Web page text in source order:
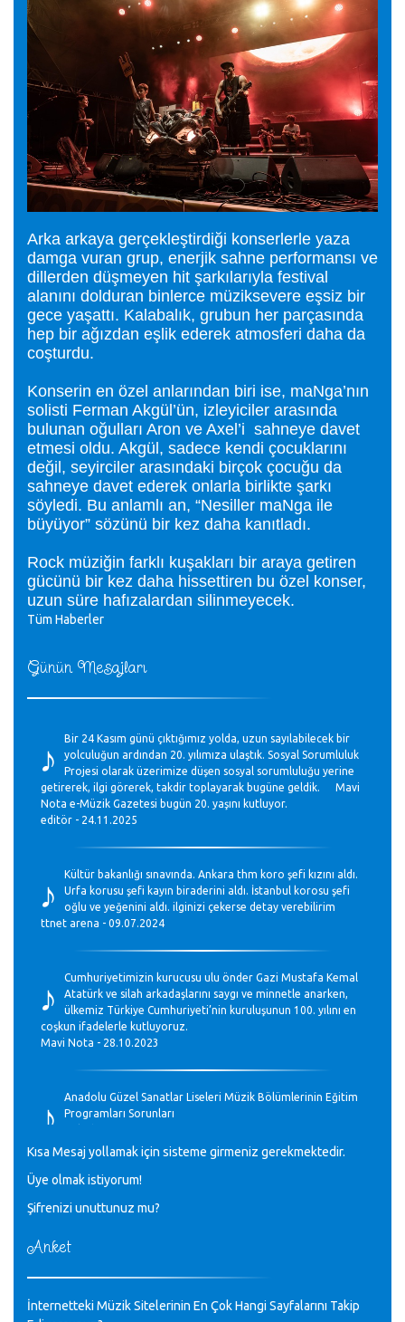
Günün Mesajları
♪
Bir 24 Kasım günü çıktığımız yolda, uzun sayılabilecek bir
yolculuğun ardından 20. yılımıza ulaştık. Sosyal Sorumluluk
Projesi olarak üzerimize düşen sosyal sorumluluğu yerine
getirerek, ilgi görerek, takdir toplayarak bugüne geldik. Mavi
Nota e-Müzik Gazetesi bugün 20. yaşını kutluyor.
editör - 24.11.2025
♪
Kültür bakanlığı sınavında. Ankara thm koro şefi kızını aldı.
Urfa korusu şefi kayın biraderini aldı. İstanbul korosu şefi
oğlu ve yeğenini aldı. ilginizi çekerse detay verebilirim
ttnet arena - 09.07.2024
♪
Cumhuriyetimizin kurucusu ulu önder Gazi Mustafa Kemal
Atatürk ve silah arkadaşlarını saygı ve minnetle anarken,
ülkemiz Türkiye Cumhuriyeti’nin kuruluşunun 100. yılını en
coşkun ifadelerle kutluyoruz.
Mavi Nota - 28.10.2023
♪
Anadolu Güzel Sanatlar Liseleri Müzik Bölümlerinin Eğitim
Programları Sorunları
♪
GEÇMİŞ OLSUN TÜRKİYE!
Mavi Nota - 07.02.2023
♪
30 yıl sonra karşılaşmak çok güzel Kurtuluş, teveccüh
M.Semih Baylan - 08.01.2023
Kısa Mesaj yollamak için sisteme girmeniz gerekmektedir.
Üye olmak istiyorum!
Şifrenizi unuttunuz mu?
Anket
İnternetteki Müzik Sitelerinin En Çok Hangi Sayfalarını Takip
Arka arkaya gerçekleştirdiği konserlerle yaza
damga vuran grup, enerjik sahne performansı ve
dillerden düşmeyen hit şarkılarıyla festival
alanını dolduran binlerce müziksevere eşsiz bir
gece yaşattı. Kalabalık, grubun her parçasında
hep bir ağızdan eşlik ederek atmosferi daha da
coşturdu.
Konserin en özel anlarından biri ise, maNga’nın
solisti Ferman Akgül’ün, izleyiciler arasında
bulunan oğulları Aron ve Axel’i sahneye davet
etmesi oldu. Akgül, sadece kendi çocuklarını
değil, seyirciler arasındaki birçok çocuğu da
sahneye davet ederek onlarla birlikte şarkı
söyledi. Bu anlamlı an, “Nesiller maNga ile
büyüyor” sözünü bir kez daha kanıtladı.
Rock müziğin farklı kuşakları bir araya getiren
gücünü bir kez daha hissettiren bu özel konser,
uzun süre hafızalardan silinmeyecek.
Tüm Haberler